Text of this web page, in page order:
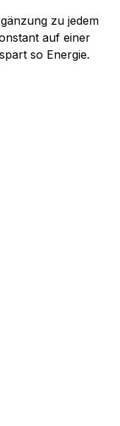
zu jedem
auf einer
so Energie.